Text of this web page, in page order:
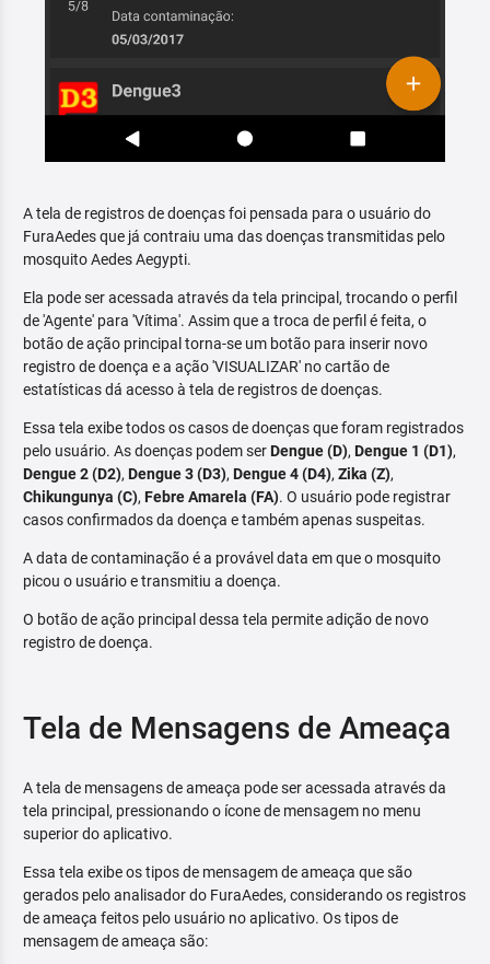
A tela de registros de doenças foi pensada para o usuário do
FuraAedes que já contraiu uma das doenças transmitidas pelo
mosquito Aedes Aegypti.
Ela pode ser acessada através da tela principal, trocando o perfil
de 'Agente' para 'Vítima'. Assim que a troca de perfil é feita, o
botão de ação principal torna-se um botão para inserir novo
registro de doença e a ação 'VISUALIZAR' no cartão de
estatísticas dá acesso à tela de registros de doenças.
Essa tela exibe todos os casos de doenças que foram registrados
pelo usuário. As doenças podem serDengue (D), Dengue 1 (D1),
Dengue 2 (D2), Dengue 3 (D3), Dengue 4 (D4), Zika (Z),
Chikungunya (C), Febre Amarela (FA). O usuário pode registrar
casos confirmados da doença e também apenas suspeitas.
A data de contaminação é a provável data em que o mosquito
picou o usuário e transmitiu a doença.
O botão de ação principal dessa tela permite adição de novo
registro de doença.
Tela de Mensagens de Ameaça
A tela de mensagens de ameaça pode ser acessada através da
tela principal, pressionando o ícone de mensagem no menu
superior do aplicativo.
Essa tela exibe os tipos de mensagem de ameaça que são
gerados pelo analisador do FuraAedes, considerando os registros
de ameaça feitos pelo usuário no aplicativo. Os tipos de
mensagem de ameaça são: